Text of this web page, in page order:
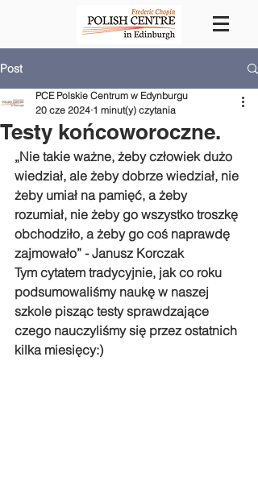
Post
Testy końcoworoczne.
PCE Polskie Centrum w Edynburgu
20 cze 2024 1 minut(y) czytania
„Nie takie ważne, żeby człowiek dużo
wiedział, ale żeby dobrze wiedział, nie
żeby umiał na pamięć, a żeby
rozumiał, nie żeby go wszystko troszkę
obchodziło, a żeby go coś naprawdę
zajmowało” - Janusz Korczak
Tym cytatem tradycyjnie, jak co roku
podsumowaliśmy naukę w naszej
szkole pisząc testy sprawdzające
czego nauczyliśmy się przez ostatnich
kilka miesięcy:)